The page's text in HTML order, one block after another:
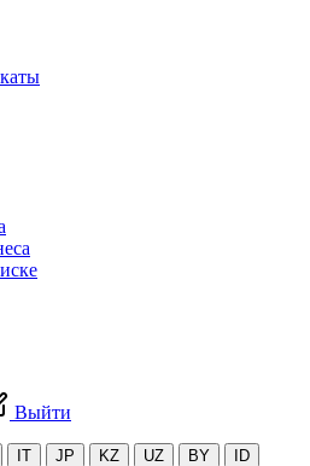
Выйти
IT JP KZ UZ BY ID